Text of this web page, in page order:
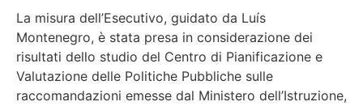
La misura dell’Esecutivo, guidato da Luís
Montenegro, è stata presa in considerazione dei
risultati dello studio del Centro di Pianificazione e
Valutazione delle Politiche Pubbliche sulle
raccomandazioni emesse dal Ministero dell’Istruzione,